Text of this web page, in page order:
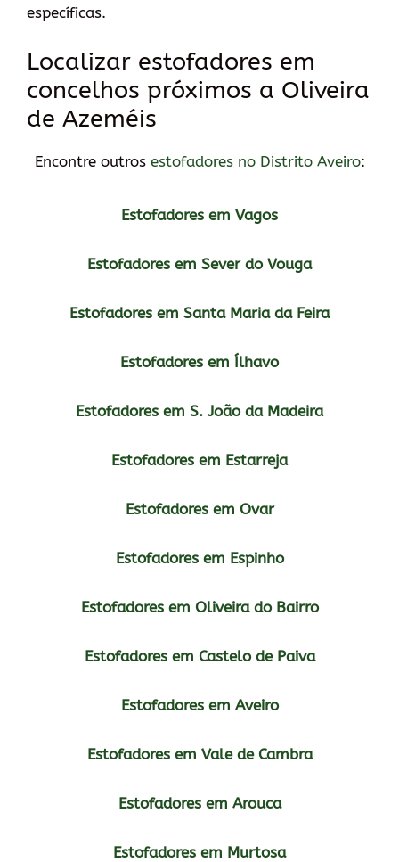
específicas.
Localizar estofadores em
concelhos próximos a Oliveira
de Azeméis
Encontre outros estofadores no Distrito Aveiro:
Estofadores em Vagos
Estofadores em Sever do Vouga
Estofadores em Santa Maria da Feira
Estofadores em Ílhavo
Estofadores em S. João da Madeira
Estofadores em Estarreja
Estofadores em Ovar
Estofadores em Espinho
Estofadores em Oliveira do Bairro
Estofadores em Castelo de Paiva
Estofadores em Aveiro
Estofadores em Vale de Cambra
Estofadores em Arouca
Estofadores em Murtosa